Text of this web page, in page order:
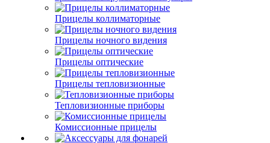
Прицелы коллиматорные
Прицелы ночного видения
Прицелы оптические
Прицелы тепловизионные
Тепловизионные приборы
Комиссионные прицелы